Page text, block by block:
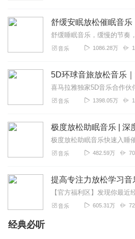
舒缓安眠放松催眠音乐
音乐 1086.28万
5D环球音旅放松音乐
音乐 1398.05万
极度放松助眠音乐 | 深
音乐 482.59万
提高专注力放松学习音
音乐 605.31万 72
经典必听